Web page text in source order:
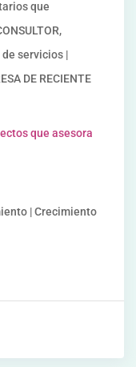
que
de servicios |
DE RECIENTE
que asesora
| Crecimiento